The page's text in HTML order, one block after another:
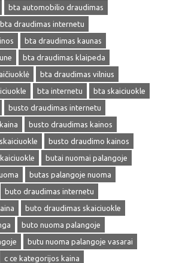
bta automobilio draudimas
bta draudimas internetu
bta draudimas kaunas
bta draudimas klaipeda
bta draudimas vilnius
bta internetu
bta skaiciuokle
busto draudimas internetu
busto draudimas kainos
busto draudimo kainos
butai nuomai palangoje
butas palangoje nuoma
buto draudimas internetu
buto draudimas skaiciuokle
buto nuoma palangoje
butu nuoma palangoje vasarai
c ce kategorijos kaina